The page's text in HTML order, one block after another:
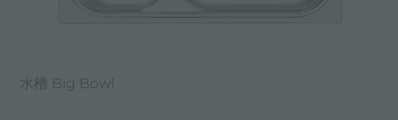
水槽 Big Bowl